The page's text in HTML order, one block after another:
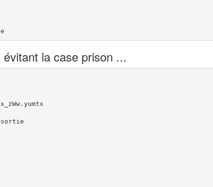
la case prison ...